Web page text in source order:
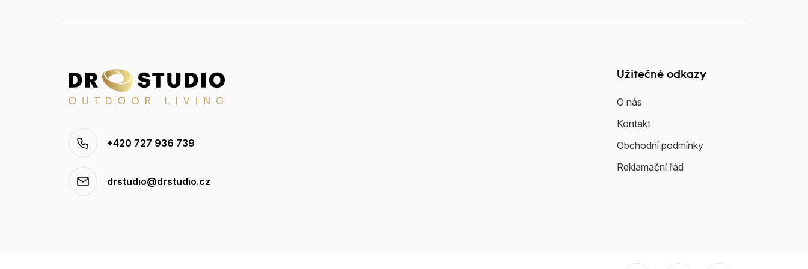
+420 727 936 739
drstudio@drstudio.cz
Užitečné odkazy
O nás
Kontakt
Obchodní podmínky
Reklamační řád